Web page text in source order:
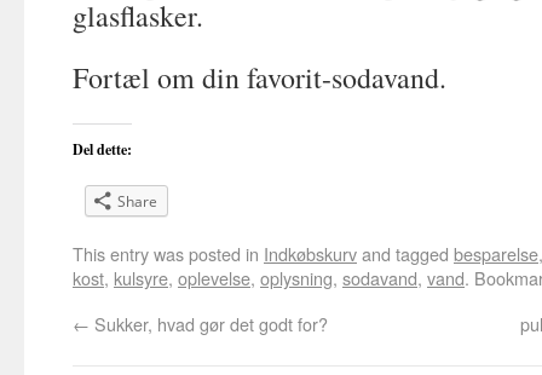
glasflasker.
Fortæl om din favorit-sodavand.
Del dette:
Share
This entry was posted in Indkøbskurvand tagged besparelse
kost, kulsyre, oplevelse, oplysning, sodavand, vand.
← Sukker, hvad gør det godt for?